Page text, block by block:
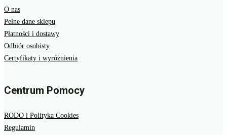
O nas
Pełne dane sklepu
Płatności i dostawy
Odbiór osobisty
Certyfikaty i wyróżnienia
Centrum Pomocy
RODO i Polityka Cookies
Regulamin